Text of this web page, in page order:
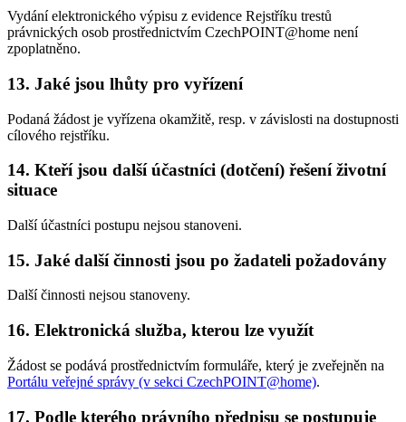
Vydání elektronického výpisu z evidence Rejstříku trestů
právnických osob prostřednictvím CzechPOINT@home není
zpoplatněno.
13. Jaké jsou lhůty pro vyřízení
Podaná žádost je vyřízena okamžitě, resp. v závislosti na dostupnosti
cílového rejstříku.
14. Kteří jsou další účastníci (dotčení) řešení životní
situace
Další účastníci postupu nejsou stanoveni.
15. Jaké další činnosti jsou po žadateli požadovány
Další činnosti nejsou stanoveny.
16. Elektronická služba, kterou lze využít
Žádost se podává prostřednictvím formuláře, který je zveřejněn na
Portálu veřejné správy (v sekci CzechPOINT@home).
17. Podle kterého právního předpisu se postupuje